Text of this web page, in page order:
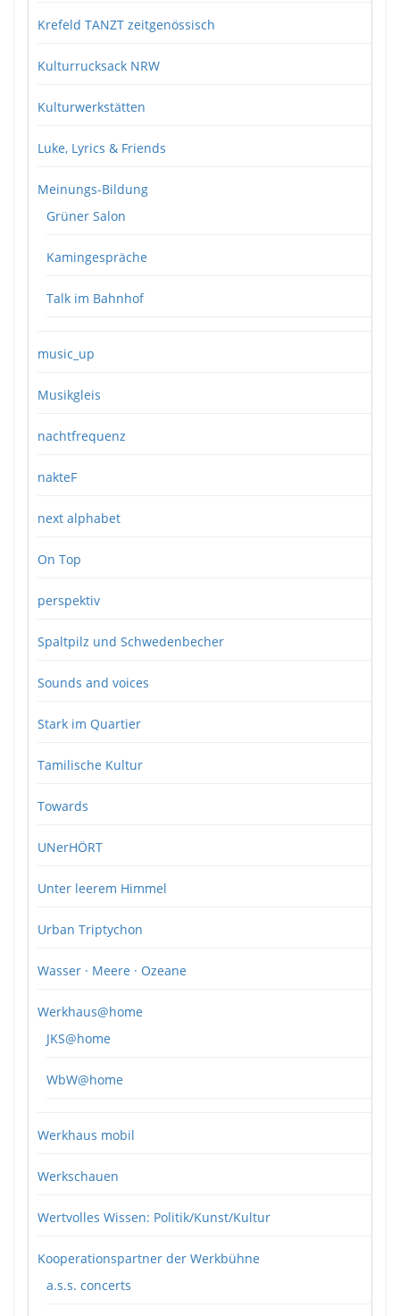
Krefeld TANZT zeitgenössisch
Kulturrucksack NRW
Kulturwerkstätten
Luke, Lyrics & Friends
Meinungs-Bildung
Grüner Salon
Kamingespräche
Talk im Bahnhof
music_up
Musikgleis
nachtfrequenz
nakteF
next alphabet
On Top
perspektiv
Spaltpilz und Schwedenbecher
Sounds and voices
Stark im Quartier
Tamilische Kultur
Towards
UNerHÖRT
Unter leerem Himmel
Urban Triptychon
Wasser · Meere · Ozeane
Werkhaus@home
JKS@home
WbW@home
Werkhaus mobil
Werkschauen
Wertvolles Wissen: Politik/Kunst/Kultur
Kooperationspartner der Werkbühne
a.s.s. concerts